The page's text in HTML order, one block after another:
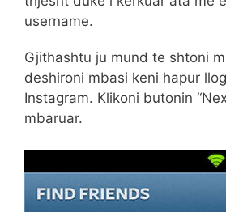
username.
Gjithashtu ju mund te shtoni
deshironi mbasi keni hapur
Instagram. Klikoni butonin
mbaruar.